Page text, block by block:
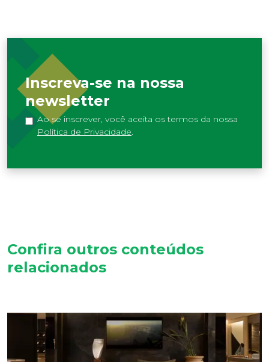
Inscreva-se na nossa
newsletter
Ao se inscrever, você aceita os termos da nossa
Política de Privacidade.
Confira outros conteúdos
relacionados